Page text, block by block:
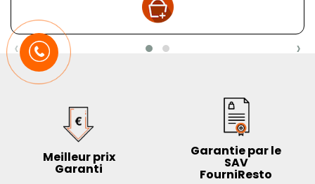
‹ ›
Meilleur prix
Garanti
Garantie par le
SAV
FourniResto